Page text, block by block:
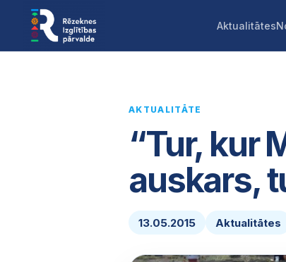
Aktualitātes
AKTUALITĀTE
“Tur, kur
auskars,
13.05.2015 Aktualitātes